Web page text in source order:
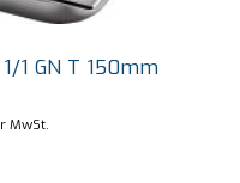
1 GN T 150mm
MwSt.